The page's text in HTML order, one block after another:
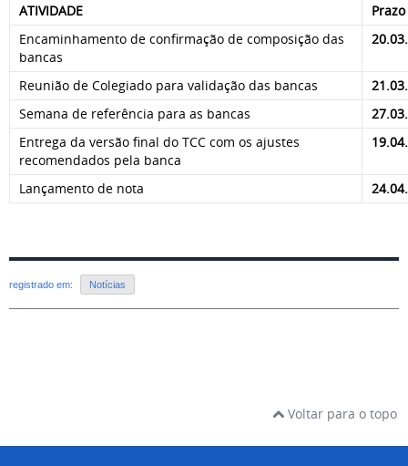
ATIVIDADE
Encaminhamento de confirmação de composição das
bancas
Reunião de Colegiado para validação das bancas
Semana de referência para as bancas
Entrega da versão final do TCC com os ajustes
recomendados pela banca
Lançamento de nota
registrado em: Notícias
Voltar para o topo